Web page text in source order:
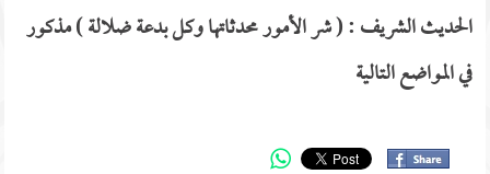
الحديث الشريف : ( شر الأمور محدثاتها وكل بدعة ضلالة ) مذكور
في المواضع التالية